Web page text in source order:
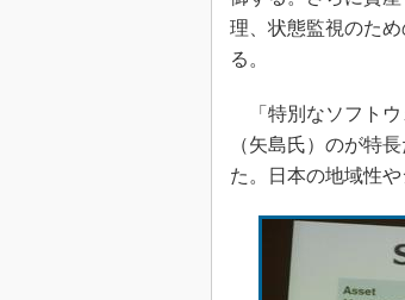
理、状態監視のた
る。
「特別なソフトウ
（矢島氏）のが特
た。日本の地域性